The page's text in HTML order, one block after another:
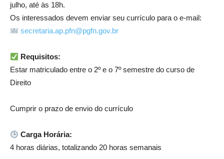
julho, até às 18h.
Os interessados devem enviar seu currículo para o e-mail:
secretaria.ap.pfn@pgfn.gov.br
Requisitos:
Estar matriculado entre o 2º e o 7º semestre do curso de
Direito
Cumprir o prazo de envio do currículo
Carga Horária:
4 horas diárias, totalizando 20 horas semanais